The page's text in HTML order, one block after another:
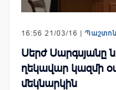
16:56 21/03/16 |
Սերժ Սարգսյանը
ղեկավար կազմի
մեկնարկին